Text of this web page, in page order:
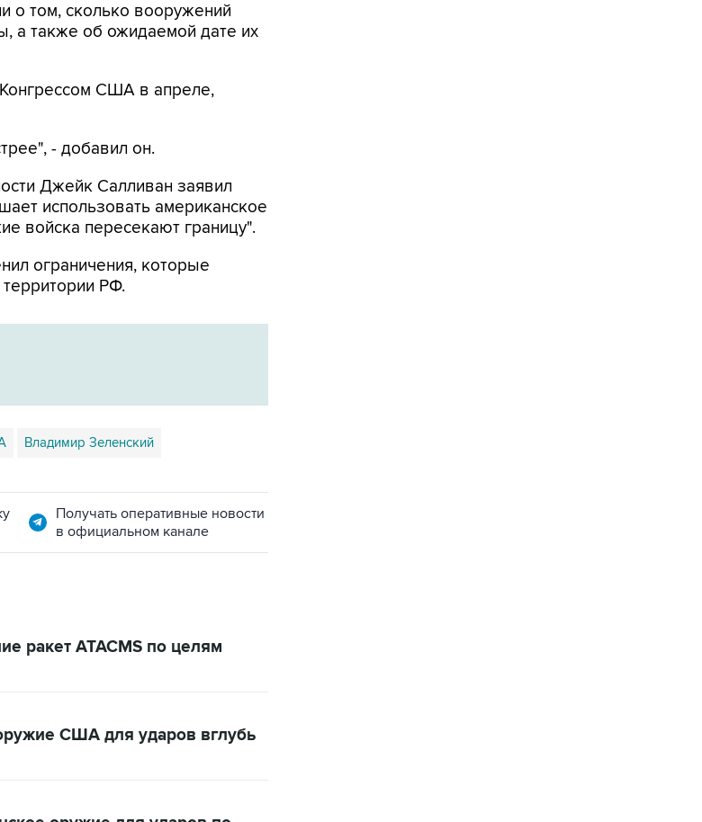
о том, сколько вооружений
а также об ожидаемой дате их
США в апреле,
- добавил он.
Джейк Салливан заявил
использовать американское
войска пересекают границу".
ограничения, которые
РФ.
Владимир Зеленский
Получать оперативные новости
в официальном канале
ракет ATACMS по целям
США для ударов вглубь